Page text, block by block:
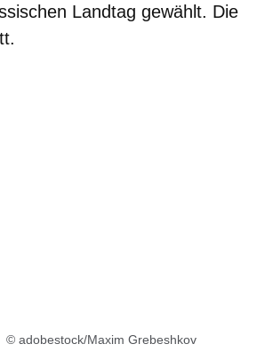
Landtag gewählt. Die
© adobestock/Maxim Grebeshkov